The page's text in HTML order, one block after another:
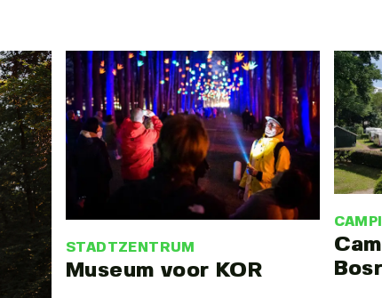
STADTZENTRUM
Museum voor KOR